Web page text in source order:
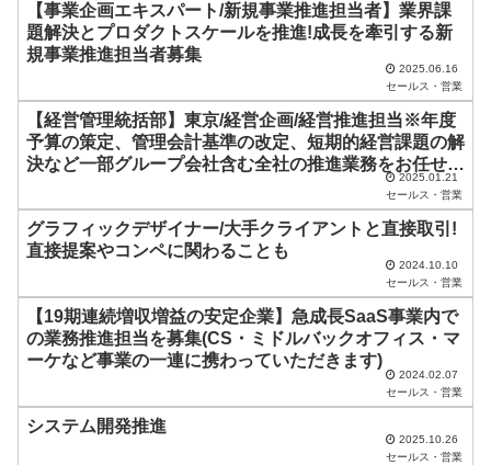
ま
に
し
て
だ
さ
【事業企画エキスパート/新規事業推進担当者】業界課
題解決とプロダクトスケールを推進!成長を牽引する新
規事業推進担当者募集
2025.06.16
セールス・営業
【経営管理統括部】東京/経営企画/経営推進担当※年度
予算の策定、管理会計基準の改定、短期的経営課題の解
決など一部グループ会社含む全社の推進業務をお任せい
2025.01.21
セールス・営業
グラフィックデザイナー/大手クライアントと直接取引!
直接提案やコンペに関わることも
2024.10.10
セールス・営業
【19期連続増収増益の安定企業】急成長SaaS事業内で
の業務推進担当を募集(CS・ミドルバックオフィス・マ
ーケなど事業の一連に携わっていただきます)
2024.02.07
セールス・営業
システム開発推進
2025.10.26
セールス・営業